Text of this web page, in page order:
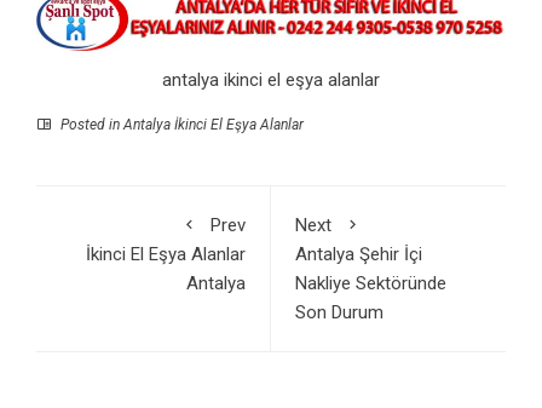
antalya ikinci el eşya alanlar
Posted inAntalya İkinci El Eşya Alanlar
Prev
İkinci El Eşya Alanlar
Antalya
Next
Antalya Şehir İçi
Nakliye Sektöründe
Son Durum